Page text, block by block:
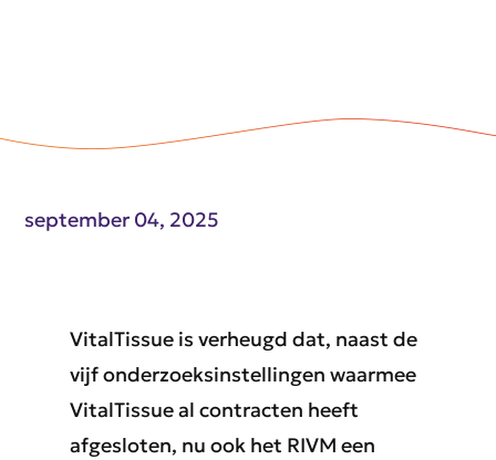
september 04, 2025
VitalTissue is verheugd dat, naast de
vijf onderzoeksinstellingen waarmee
VitalTissue al contracten heeft
afgesloten, nu ook het RIVM een